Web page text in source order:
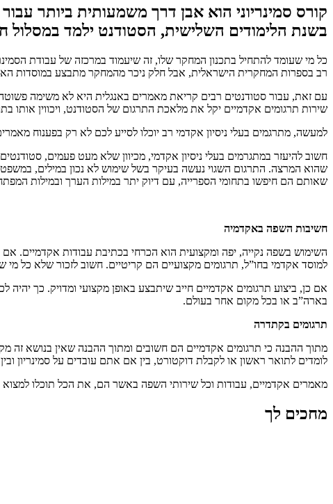
קורס סמינריוני הוא אבן דרך משמעותית ביותר
בשנת הלימודים השלישית, הסטודנט ילמד במסלול
כל מי שעומד להתחיל בתכנון המחקר שלו, זה שיעמוד במרכזה של עבודת
רב בספרות המחקרית הישראלית, אבל חלק ניכר מהמחקר מתבצע במוסדות
עם זאת, עבור סטודנטים רבים קריאת מאמרים באנגלית היא לא משימה
שירות תרגומים אקדמיים יקל את מלאכת התרגום של הסטודנט, ויכווין
למעשה, מתרגמים בעלי ניסיון אקדמי רב יוכלו לסייע לכם לא רק בפענוח
חשוב להיעזר במתגרמים בעלי ניסיון אקדמי, מכיוון שלא מעט פעמים,
שהוא המרצה. התרגום השגוי נעשה בעיקר בשל שימוש לא נכון במילים,
שאותם הם חיפשו בתחומי הספרייה, עם דיוק יתר במילות הערך ובמילות
חשיבות השפה באקדמיה
השימוש בשפה נקייה, יפה ומקצועית הוא הכרחי בכתיבת עבודות אקדמיים.
למוסד אקדמי בחו”ל, תרגומים מקצועיים הם קריטיים. חשוב לזכור שלא כל מי
אם כן, ביצוע תרגומים אקדמיים חייב שיתבצע באופן מקצועי ומדויק. כך
בארה”ב או בכל מקום אחר בעולם.
תרגומים בקתדרה
מתוך ההבנה כי תרגומים אקדמיים הם חשובים ומתוך ההבנה שאין בנושא זה
לומדים לתואר ראשון או לקבלת דוקטורט, בין אם אתם עובדים על סמינריון
מאמרים אקדמיים, עבודות וכל שירותי השפה באשר הם, את הכל תוכלו
מחכים לך